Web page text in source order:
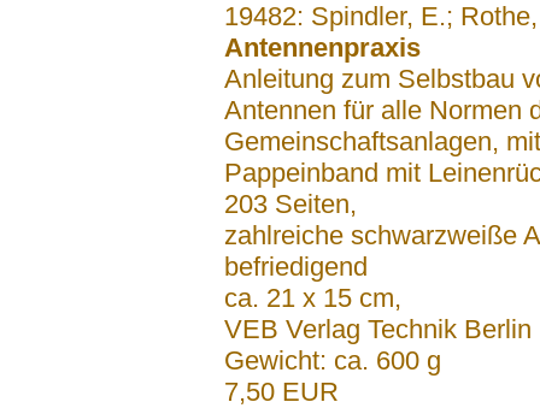
19482: Spindler, E.;
Antennenpraxis
Anleitung zum Selbstbau
Antennen für alle Normen
Gemeinschaftsanlagen,
Pappeinband mit
203 Seiten,
zahlreiche schwarzweiße
befriedigend
ca. 21 x 15 cm,
VEB Verlag Technik
Gewicht: ca. 600 g
7,50 EUR